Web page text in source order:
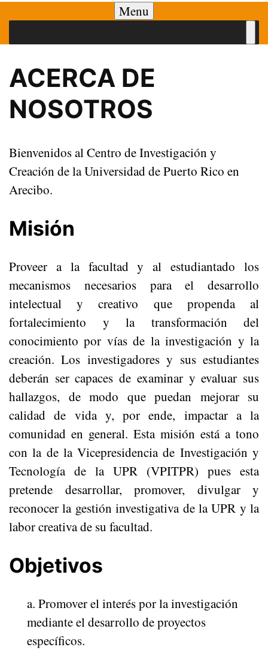
Menu
ACERCA DE
NOSOTROS
Bienvenidos al Centro de Investigación y
Creación de la Universidad de Puerto Rico en
Arecibo.
Misión
Proveer a la facultad y al estudiantado los
mecanismos necesarios para el desarrollo
intelectual y creativo que propenda al
fortalecimiento y la transformación del
conocimiento por vías de la investigación y la
creación. Los investigadores y sus estudiantes
deberán ser capaces de examinar y evaluar sus
hallazgos, de modo que puedan mejorar su
calidad de vida y, por ende, impactar a la
comunidad en general. Esta misión está a tono
con la de la Vicepresidencia de Investigación y
Tecnología de la UPR (VPITPR) pues esta
pretende desarrollar, promover, divulgar y
reconocer la gestión investigativa de la UPR y la
labor creativa de su facultad.
Objetivos
a. Promover el interés por la investigación
mediante el desarrollo de proyectos
específicos.